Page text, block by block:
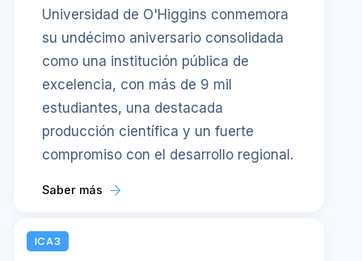
Universidad de O'Higgins conmemora
su undécimo aniversario consolidada
como una institución pública de
excelencia, con más de 9 mil
estudiantes, una destacada
producción científica y un fuerte
compromiso con el desarrollo regional.
Saber más
ICA3